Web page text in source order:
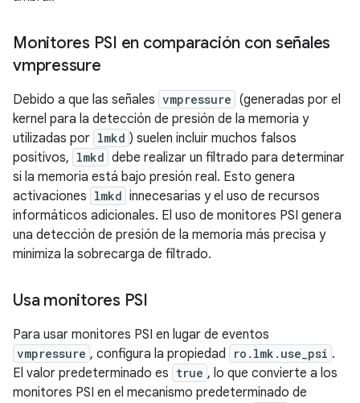
Monitores PSI en comparación con señales
vmpressure
Debido a que las señales vmpressure (generadas por el
kernel para la detección de presión de la memoria y
utilizadas por lmkd ) suelen incluir muchos falsos
positivos, lmkd debe realizar un filtrado para determinar
si la memoria está bajo presión real. Esto genera
activaciones lmkd innecesarias y el uso de recursos
informáticos adicionales. El uso de monitores PSI genera
una detección de presión de la memoria más precisa y
minimiza la sobrecarga de filtrado.
Usa monitores PSI
Para usar monitores PSI en lugar de eventos
vmpressure , configura la propiedad ro.lmk.use_psi .
El valor predeterminado es true , lo que convierte a los
monitores PSI en el mecanismo predeterminado de